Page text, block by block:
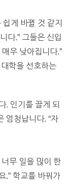
게 바뀔 것 같지
다.” 그들은 신입
우 낮아집니다.”
학을 선호하는
. 인기를 끌게 되
엄청납니다. “자
무 일을 많이 한
.” 학교를 바꿔가